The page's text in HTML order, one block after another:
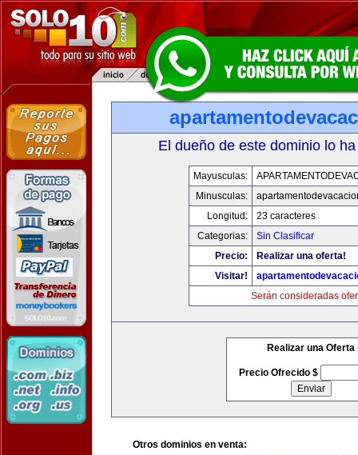
El dueño de este dominio lo
Mayusculas:
Minusculas:
Longitud:
23 caracteres
Categorias:
Sin Clasificar
Precio:
Realizar una oferta!
Visitar!
Serán consideradas
Realizar una Oferta
Precio Ofrecido $
Otros dominios en venta: